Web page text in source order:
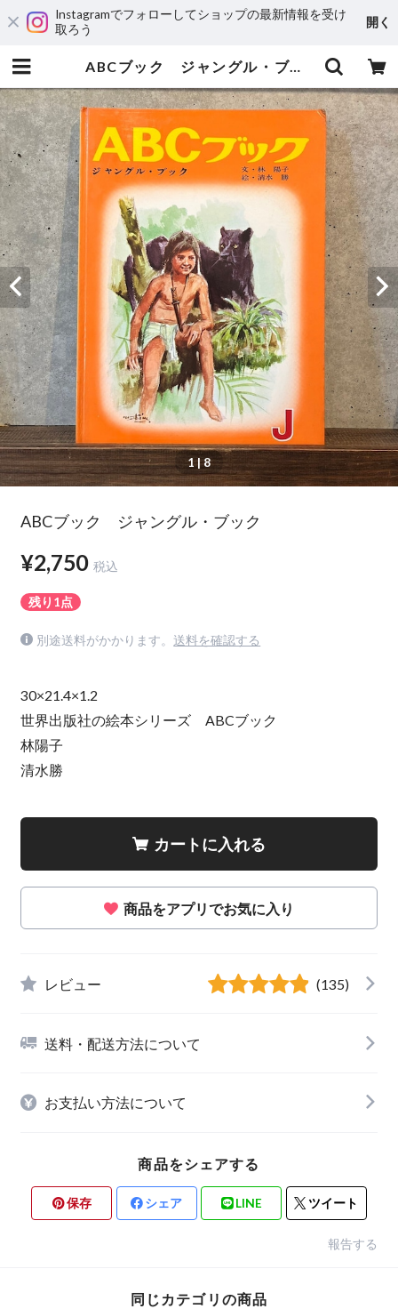
Instagramでフォローしてショップの最新情報を受け
取ろう
開く
ABCブック ジャングル・ブック | maintent
1| 8
ABCブック ジャングル・ブック
¥2,750 税込
残り1点
別途送料がかかります。 送料を確認する
30×21.4×1.2
世界出版社の絵本シリーズ ABCブック
林陽子
清水勝
カートに入れる
商品をアプリでお気に入り
レビュー (135)
送料・配送方法について
お支払い方法について
商品をシェアする
保存 シェア LINE ツイート
報告する
同じカテゴリの商品